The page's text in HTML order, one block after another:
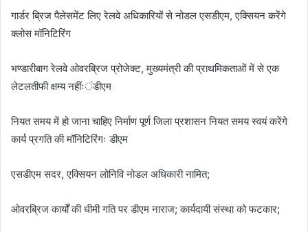
गार्डर ब्रिज पैलेसमेंट लिए रेलवे अधिकारियों से नोडल एसडीएम, एक्सियन करेंगे
क्लोस मॉनिटिरिंग
भण्डारीबाग रेलवे ओवरब्रिज प्रोजेक्ट, मुख्यमंत्री की प्राथमिकताओं में से एक
लेटलतीफी क्षम्य नहींःंडीएम
नियत समय में हो जाना चाहिए निर्माण पूर्ण जिला प्रशासन नियत समय स्वयं करेंगे
कार्य प्रगति की मॉनिटिरिंगः डीएम
एसडीएम सदर, एक्सियन लोनिवि नोडल अधिकारी नामित;
ओवरब्रिज कार्यों की धीमी गति पर डीएम नाराज; कार्यदायी संस्था को फटकार;